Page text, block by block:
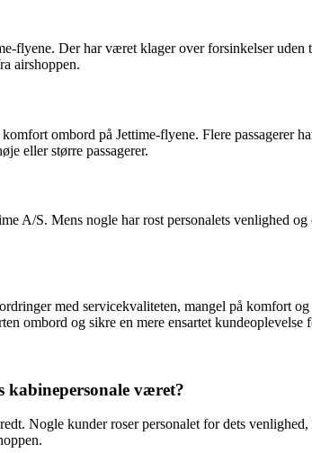
flyene. Der har været klager over forsinkelser
airshoppen.
ombord på Jettime-flyene. Flere passagerer
eller større passagerer.
A/S. Mens nogle har rost personalets venlighed
med servicekvaliteten, mangel på komfort
ombord og sikre en mere ensartet
kabinepersonale været?
Nogle kunder roser personalet for dets